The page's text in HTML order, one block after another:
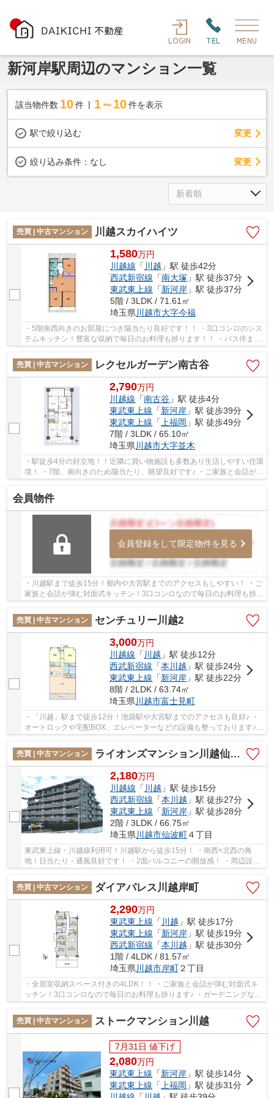
LOGIN TEL MENU
新河岸駅周辺のマンション一覧
該当物件数 10件 1～10 件を表示
駅で絞り込む 変更
絞り込み条件： なし 変更
売買 | 中古マンション 川越スカイハイツ
1,580万円
川越線 「 川越 」駅 徒歩42分
西武新宿線 「南大塚 」駅 徒歩37分
東武東上線 「新河岸」駅 徒歩37分
5階 / 3LDK / 71.61㎡
埼玉県 川越市大字今福
・5階南西向きのお部屋につき陽当たり良好です！！ ・3口コンロのシス
テムキッチン！豊富な収納で毎日のお料理も捗ります！！ ・バス停まで
徒歩4分！お出かけの際も楽々です♪ 「今か...
売買 | 中古マンション
レクセルガーデン南古谷
2,790万円
川越線 「南古谷 」駅 徒歩4分
東武東上線 「新河岸 」駅 徒歩39分
東武東上線 「上福岡 」駅 徒歩49分
7階 / 3LDK / 65.10㎡
埼玉県川越市大字並木
・駅徒歩4分の好立地！！近隣に買い物施設も多数あり生活しやすい住環
境！ ・7階、南向きのため陽当たり、眺望良好です♪ ・ご家族と会話が弾
会員物件
会員登録をして限定物件を見る
・川越駅まで徒歩15分！都内や大宮駅までのアクセスもしやすい！ ・ご
家族と会話が弾む対面式キッチン！3口コンロなので毎日のお料理も捗り
売買 | 中古マンション
センチュリー川越2
3,000万円
川越線 「 川越 」駅 徒歩12分
西武新宿線 「本川越 」駅 徒歩24分
東武東上線 「新河岸 」駅 徒歩22分
8階 / 2LDK / 63.74㎡
埼玉県 川越市富士見町
・「川越」駅まで徒歩12分！池袋駅や大宮駅までのアクセスも良好♪ ・
オートロックや宅配BOX、エレベーターなどの設備も整っております♪
売買 | 中古マンション
ライオンズマンション川越仙波町
2,180万円
川越線 「 川越 」駅 徒歩15分
西武新宿線 「本川越 」駅 徒歩27分
東武東上線 「新河岸」駅 徒歩28分
2階 / 3LDK / 66.75㎡
埼玉県 川越市仙波町４丁目
東武東上線・川越線利用可！川越駅から徒歩15分！ ・南西×北西の角
地！日当たり・通風良好です！ ・2面バルコニーの開放感！ ・周辺設備
売買 | 中古マンション
ダイアパレス川越岸町
2,290万円
東武東上線 「 川越 」駅 徒歩17分
東武東上線 「新河岸」駅 徒歩19分
西武新宿線 「本川越 」駅 徒歩30分
1階 / 4LDK / 81.57㎡
埼玉県 川越市岸町２丁目
・全居室収納スペース付きの4LDK！！ ・ご家族と会話が弾む対面式キ
ッチン！3口コンロなので毎日のお料理も捗ります♪ ・ガーデニングなど
も楽しめる専用庭あり♪ 経験豊富なキャリアの...
売買 | 中古マンション
ストークマンション川越
7月31日 値下げ
2,080万円
東武東上線 「新河岸 」駅 徒歩14分
東武東上線 「 上福岡 」駅 徒歩31分